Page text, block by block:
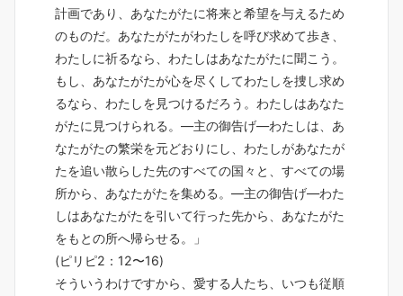
計画であり、あなたがたに将来と希望を与えるため
のものだ。あなたがたがわたしを呼び求めて歩き、
わたしに祈るなら、わたしはあなたがたに聞こう。
もし、あなたがたが心を尽くしてわたしを捜し求め
るなら、わたしを見つけるだろう。わたしはあなた
がたに見つけられる。―主の御告げ―わたしは、あ
なたがたの繁栄を元どおりにし、わたしがあなたが
たを追い散らした先のすべての国々と、すべての場
所から、あなたがたを集める。―主の御告げ―わた
しはあなたがたを引いて行った先から、あなたがた
をもとの所へ帰らせる。」
(ピリピ2：12〜16)
そういうわけですから、愛する人たち、いつも従順